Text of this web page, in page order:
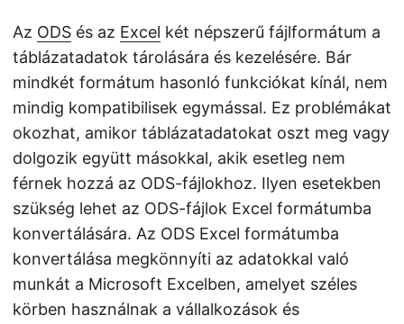
Az ODS és az Excel két népszerű fájlformátum a
táblázatadatok tárolására és kezelésére. Bár
mindkét formátum hasonló funkciókat kínál, nem
mindig kompatibilisek egymással. Ez problémákat
okozhat, amikor táblázatadatokat oszt meg vagy
dolgozik együtt másokkal, akik esetleg nem
férnek hozzá az ODS-fájlokhoz. Ilyen esetekben
szükség lehet az ODS-fájlok Excel formátumba
konvertálására. Az ODS Excel formátumba
konvertálása megkönnyíti az adatokkal való
munkát a Microsoft Excelben, amelyet széles
körben használnak a vállalkozások és